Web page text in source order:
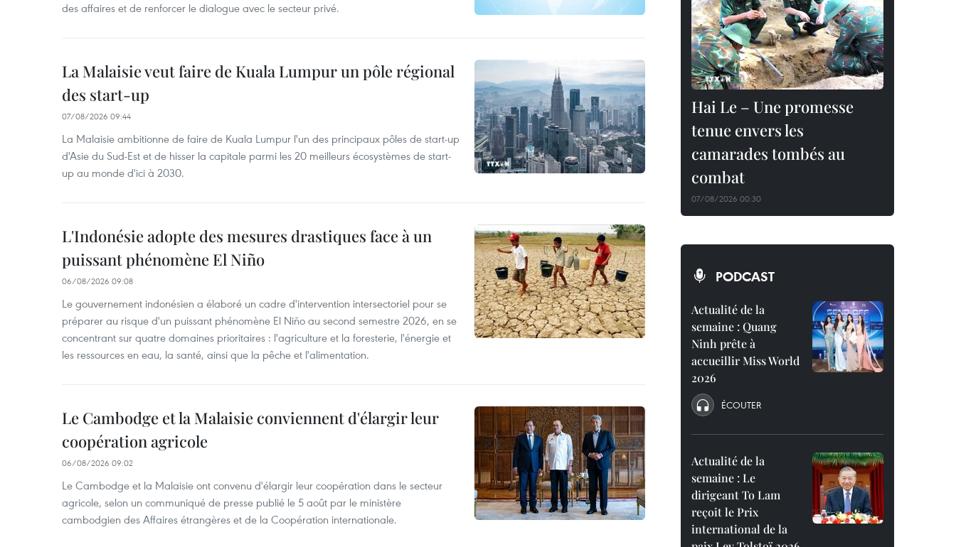
des affaires et de renforcer le dialogue avec le secteur privé.
La Malaisie veut faire de Kuala Lumpur un pôle régional
des start-up
07/08/2026 09:44
La Malaisie ambitionne de faire de Kuala Lumpur l'un des principaux pôles de start-up
d'Asie du Sud-Est et de hisser la capitale parmi les 20 meilleurs écosystèmes de start-
up au monde d'ici à 2030.
L'Indonésie adopte des mesures drastiques face à un
puissant phénomène El Niño
06/08/2026 09:08
Le gouvernement indonésien a élaboré un cadre d'intervention intersectoriel pour se
préparer au risque d'un puissant phénomène El Niño au second semestre 2026, en se
concentrant sur quatre domaines prioritaires : l'agriculture et la foresterie, l'énergie et
les ressources en eau, la santé, ainsi que la pêche et l'alimentation.
Le Cambodge et la Malaisie conviennent d'élargir leur
coopération agricole
06/08/2026 09:02
Le Cambodge et la Malaisie ont convenu d'élargir leur coopération dans le secteur
agricole, selon un communiqué de presse publié le 5 août par le ministère
cambodgien des Affaires étrangères et de la Coopération internationale.
Hai Le – Une promesse
tenue envers les
camarades tombés au
combat
07/08/2026 00:30
PODCAST
Actualité de la
semaine : Quang
Ninh prête à
accueillir Miss World
2026
ÉCOUTER
Actualité de la
semaine : Le
dirigeant To Lam
reçoit le Prix
international de la